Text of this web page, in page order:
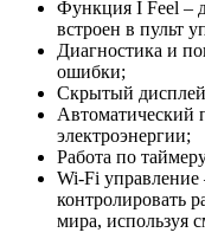
Функция I Feel –
встроен в пульт
Диагностика и
ошибки;
Скрытый дисплей
Автоматический
электроэнергии;
Работа по
Wi-Fi
контролировать
мира, используя